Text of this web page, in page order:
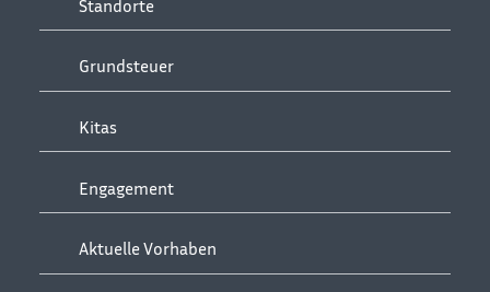
Standorte
Grundsteuer
Kitas
Engagement
Aktuelle Vorhaben